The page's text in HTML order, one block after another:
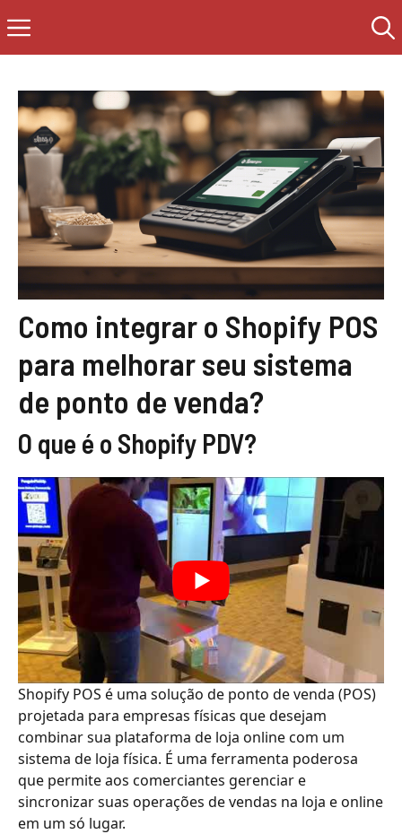
al
contenido
Menú
Como integrar o Shopify POS
para melhorar seu sistema
de ponto de venda?
O que é o Shopify PDV?
Shopify POS é uma solução de ponto de venda (POS)
projetada para empresas físicas que desejam
combinar sua plataforma de loja online com um
sistema de loja física. É uma ferramenta poderosa
que permite aos comerciantes gerenciar e
sincronizar suas operações de vendas na loja e online
em um só lugar.